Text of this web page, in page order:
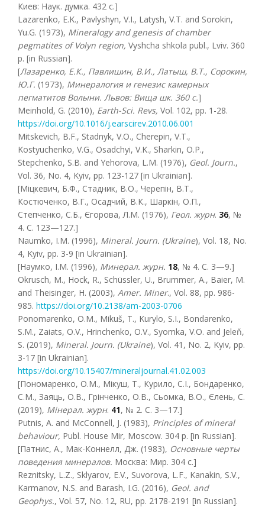
Киев: Наук. думка. 432 с.]
Lazarenko, E.K., Pavlyshyn, V.I., Latysh, V.T. and Sorokin,
Yu.G. (1973), Mineralogy and genesis of chamber
pegmatites of Volyn region, Vyshcha shkola publ., Lviv. 360
p. [in Russian].
[Лазаренко, Е.К., Павлишин, В.И., Латыш, В.Т., Сорокин,
Ю.Г. (1973), Минералогия и генезис камерных
пегматитов Волыни. Львов: Вища шк. 360 с.]
Meinhold, G. (2010), Earth-Sci. Revs, Vol. 102, pp. 1-28.
https://doi.org/10.1016/j.earscirev.2010.06.001
Mitskevich, B.F., Stadnyk, V.O., Cherepin, V.T.,
Kostyuchenko, V.G., Osadchyi, V.K., Sharkin, O.P.,
Stepchenko, S.B. and Yehorova, L.M. (1976), Geol. Journ.,
Vol. 36, No. 4, Kyiv, pp. 123-127 [in Ukrainian].
[Міцкевич, Б.Ф., Стадник, В.О., Черепін, В.Т.,
Костюченко, В.Г., Осадчий, В.К., Шаркін, О.П.,
Степченко, С.Б., Єгорова, Л.М. (1976), Геол. журн. 36, №
4. С. 123—127.]
Naumko, I.M. (1996), Mineral. Journ. (Ukraine), Vol. 18, No.
4, Kyiv, pp. 3-9 [in Ukrainian].
[Наумко, І.М. (1996), Минерал. журн. 18, № 4. С. 3—9.]
Okrusch, M., Hock, R., Schüssler, U., Brummer, A., Baier, M.
and Theisinger, H. (2003), Amer. Miner., Vol. 88, pp. 986-
985. https://doi.org/10.2138/am-2003-0706
Ponomarenko, O.M., Mikuš, T., Kurylo, S.I., Bondarenko,
S.M., Zaiats, O.V., Hrinchenko, O.V., Syomka, V.O. and Jeleň,
S. (2019), Mineral. Journ. (Ukraine), Vol. 41, No. 2, Kyiv, pp.
3-17 [in Ukrainian].
https://doi.org/10.15407/mineraljournal.41.02.003
[Пономаренко, О.М., Mікуш, T., Курило, С.І., Бондаренко,
С.М., Заяць, О.В., Грінченко, О.В., Сьомка, В.О., Єлень, С.
(2019), Мінерал. журн. 41, № 2. С. 3—17.]
Putnis, A. and McConnell, J. (1983), Principles of mineral
behaviour, Publ. House Mir, Moscow. 304 p. [in Russian].
[Патнис, А., Мак-Коннелл, Дж. (1983), Основные черты
поведения минералов. Москва: Мир. 304 с.]
Reznitsky, L.Z., Sklyarov, E.V., Suvorova, L.F., Kanakin, S.V.,
Karmanov, N.S. and Barash, I.G. (2016), Geol. and
Geophys., Vol. 57, No. 12, RU, pp. 2178-2191 [in Russian].